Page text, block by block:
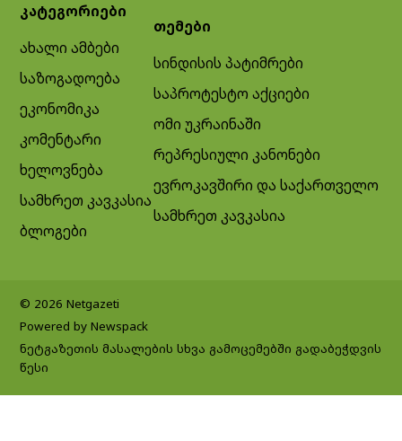
კატეგორიები
ახალი ამბები
საზოგადოება
ეკონომიკა
კომენტარი
ხელოვნება
სამხრეთ კავკასია
ბლოგები
თემები
სინდისის პატიმრები
საპროტესტო აქციები
ომი უკრაინაში
რეპრესიული კანონები
ევროკავშირი და საქართველო
სამხრეთ კავკასია
© 2026 Netgazeti
Powered by Newspack
ნეტგაზეთის მასალების სხვა გამოცემებში გადაბეჭდვის
წესი